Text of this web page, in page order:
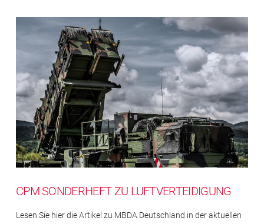
CPM SONDERHEFT ZU LUFTVERTEIDIGUNG
Lesen Sie hier die Artikel zu MBDA Deutschland in der aktuellen